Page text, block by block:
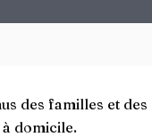
des familles et
à domicile.